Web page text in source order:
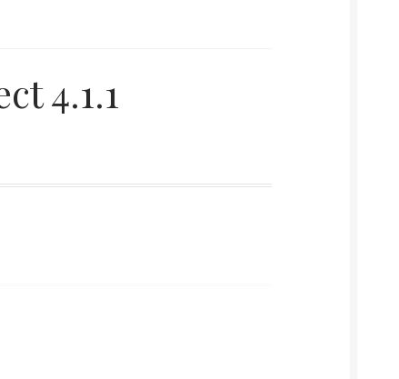
4.1.1